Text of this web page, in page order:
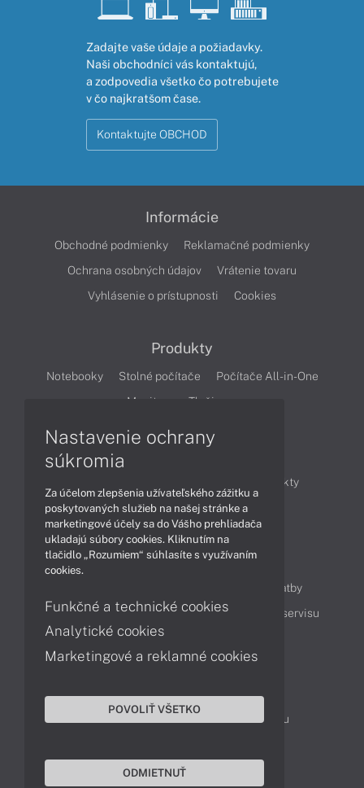
Zadajte vaše údaje a požiadavky.
Naši obchodníci vás kontaktujú,
a zodpovedia všetko čo potrebujete
v čo najkratšom čase.
Kontaktujte OBCHOD
Informácie
Obchodné podmienky
Reklamačné podmienky
Ochrana osobných údajov
Vrátenie tovaru
Vyhlásenie o prístupnosti
Cookies
Produkty
Notebooky Stolné počítače
Počítače All-in-One
Monitory
Tlačiarne
Produkty
Technológie
Videá
Obsah
Možnosti doručenia a platby
Podpora a servis
Servisné služby Cenník servisu
Kontakty
043 4224 771
Obchodné oddelenie
Reklamácia tovaru
Nastavenie ochrany
súkromia
Za účelom zlepšenia užívateľského zážitku a
poskytovaných služieb na našej stránke a
marketingové účely sa do Vášho prehliadača
ukladajú súbory cookies. Kliknutím na
tlačidlo „Rozumiem“ súhlasíte s využívaním
cookies.
Funkčné a technické cookies
Analytické cookies
Marketingové a reklamné cookies
POVOLIŤ VŠETKO
ODMIETNUŤ